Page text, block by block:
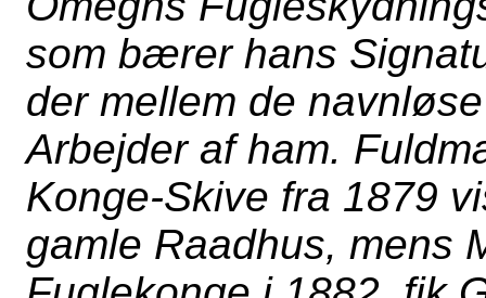
som bærer hans
der mellem de
Arbejder af ham.
Konge-Skive fra 1879
gamle Raadhus, mens